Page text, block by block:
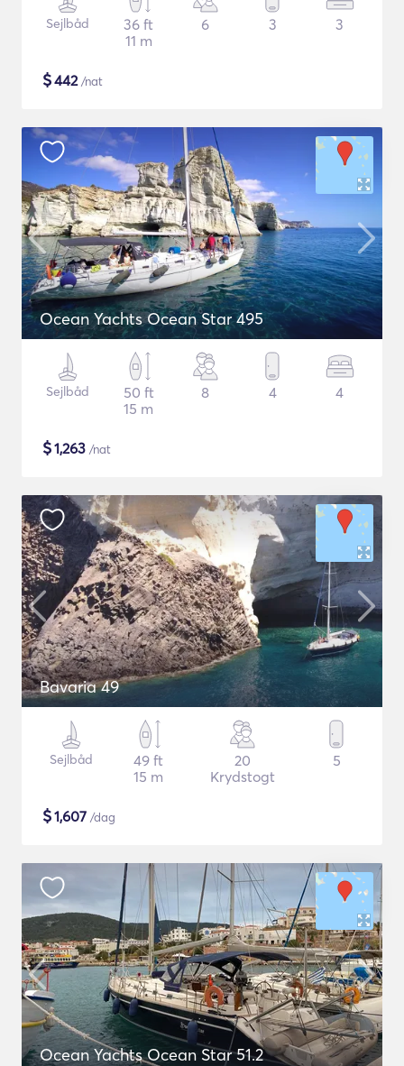
Sejlbåd
36 ft
11 m
6 3 3
$442/nat
Ocean Yachts Ocean Star 495
Sejlbåd
50 ft
15 m
8 4 4
$1,263 /nat
Bavaria 49
Sejlbåd
49 ft
15 m
20
Krydstogt
5
$1,607 /dag
Ocean Yachts Ocean Star 51.2